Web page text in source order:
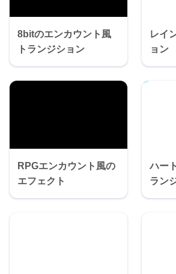
8bitのエンカウント風
トランジション
レイ
ョン
RPGエンカウント風の
エフェクト
ハー
ラン